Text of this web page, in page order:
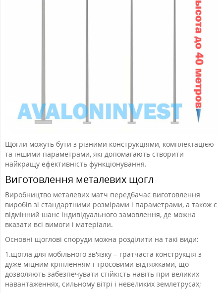
Щогли можуть бути з різними конструкціями, комплектацією
та іншими параметрами, які допомагають створити
найкращу ефективність функціонування.
Виготовлення металевих щогл
Виробництво металевих матч передбачає виготовлення
виробів зі стандартними розмірами і параметрами, а також є
відмінний шанс індивідуального замовлення, де можна
вказати всі вимоги і матеріали.
Основні щоглові споруди можна розділити на такі види:
1.щогла для мобільного зв'язку – гратчаста конструкція з
дуже міцним кріпленням і тросовими відтяжками, що
дозволяють забезпечувати стійкість навіть при великих
навантаженнях, сильному вітрі і невеликих землетрусах;